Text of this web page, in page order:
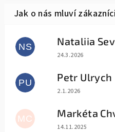
NS Nataliia
Hodnocení
24.3.2026
PU Petr Ulrych
Hodnocení
2.1.2026
MC Markéta
Hodnocení
14.11.2025